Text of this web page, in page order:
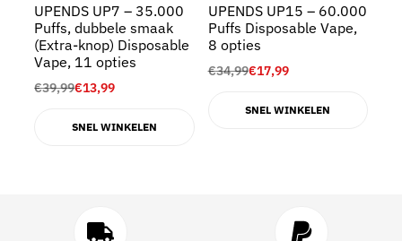
UPENDS UP7 – 35.000
Puffs, dubbele smaak
(Extra-knop) Disposable
Vape, 11 opties
€39,99€13,99
SNEL WINKELEN
UPENDS UP15 – 60.000
Puffs Disposable Vape,
8 opties
€34,99€17,99
SNEL WINKELEN